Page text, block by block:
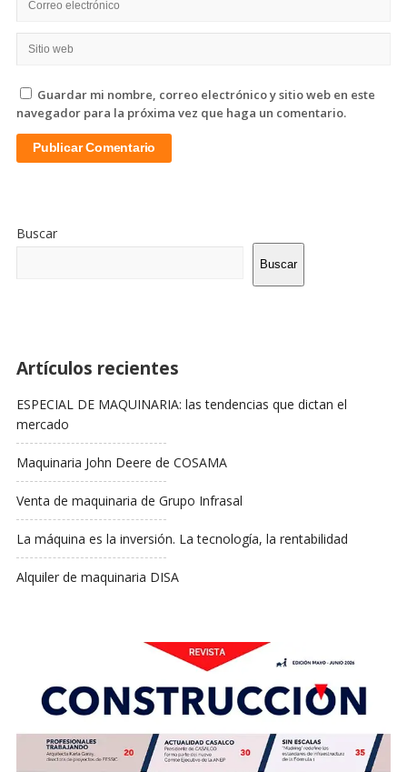
Guardar mi nombre, correo electrónico y sitio web en este
navegador para la próxima vez que haga un comentario.
La
Lateral
Buscar
Buscar
Artículos recientes
ESPECIAL DE MAQUINARIA: las tendencias que dictan el
mercado
Maquinaria John Deere de COSAMA
Venta de maquinaria de Grupo Infrasal
La máquina es la inversión. La tecnología, la rentabilidad
Alquiler de maquinaria DISA